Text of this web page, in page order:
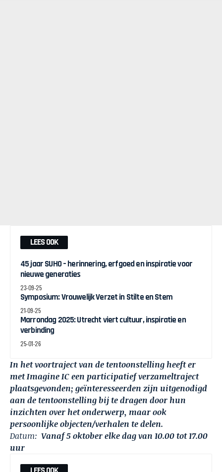
LEES OOK
45 jaar SUHO – herinnering, erfgoed en inspiratie voor
nieuwe generaties
23-09-25
Symposium: Vrouwelijk Verzet in Stilte en Stem
21-09-25
Marrondag 2025: Utrecht viert cultuur, inspiratie en
verbinding
25-01-26
In het voortraject van de tentoonstelling heeft er
met Imagine IC een participatief verzameltraject
plaatsgevonden; geïnteresseerden zijn uitgenodigd
aan de tentoonstelling bij te dragen door hun
inzichten over het onderwerp, maar ook
persoonlijke objecten/verhalen te delen.
Datum: Vanaf 5 oktober elke dag van 10.00 tot 17.00
uur